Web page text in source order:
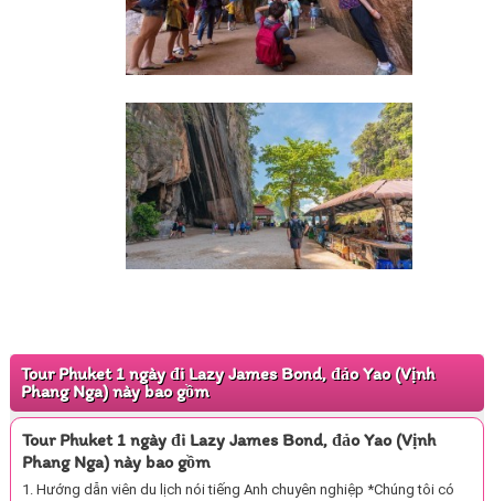
Tour Phuket 1 ngày đi Lazy James Bond, đảo Yao (Vịnh
Phang Nga) này bao gồm
Tour Phuket 1 ngày đi Lazy James Bond, đảo Yao (Vịnh
Phang Nga) này bao gồm
1.Hướng dẫn viên du lịch nói tiếng Anh chuyên nghiệp *Chúng tôi có